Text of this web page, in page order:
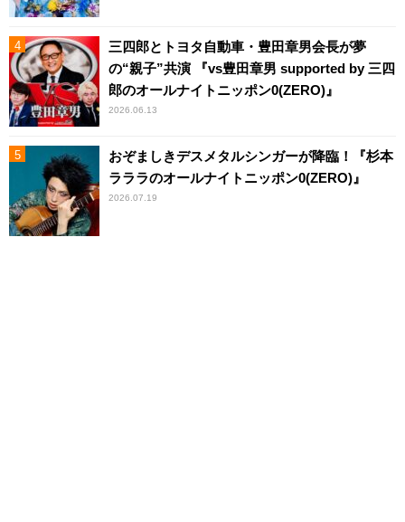
三四郎とトヨタ自動車・豊田章男会長が夢
の“親子”共演 『vs豊田章男 supported by 三四
郎のオールナイトニッポン0(ZERO)』
2026.06.13
おぞましきデスメタルシンガーが降臨！『杉本
ラララのオールナイトニッポン0(ZERO)』
2026.07.19